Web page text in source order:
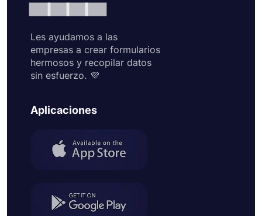
Les ayudamos a las
empresas a crear formularios
hermosos y recopilar datos
sin esfuerzo. 💜
Aplicaciones